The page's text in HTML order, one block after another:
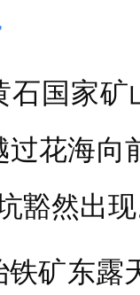
石国家
花海向
豁然出
矿东露